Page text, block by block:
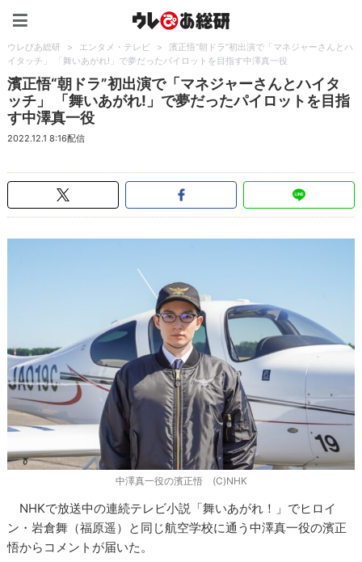
ウレぴあ総研 > エンタメ・テレビ >
濱正悟“朝ドラ”初出演で「マネジャーさんとハ
イタッチ」 「舞いあがれ!」で夢だったパイロットを目指す中澤真一役
濱正悟“朝ドラ”初出演で「マネジャーさんとハイタ
ッチ」 「舞いあがれ!」で夢だったパイロットを目指
す中澤真一役
2022.12.1 8:16配信
中澤真一役の濱正悟 (C)NHK
NHKで放送中の連続テレビ小説「舞いあがれ！」でヒロイ
ン・岩倉舞（福原遥）と同じ航空学校に通う中澤真一役の濱正
悟からコメントが届いた。